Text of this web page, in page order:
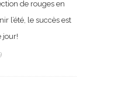
de rouges en
l’été, le succès est
jour!